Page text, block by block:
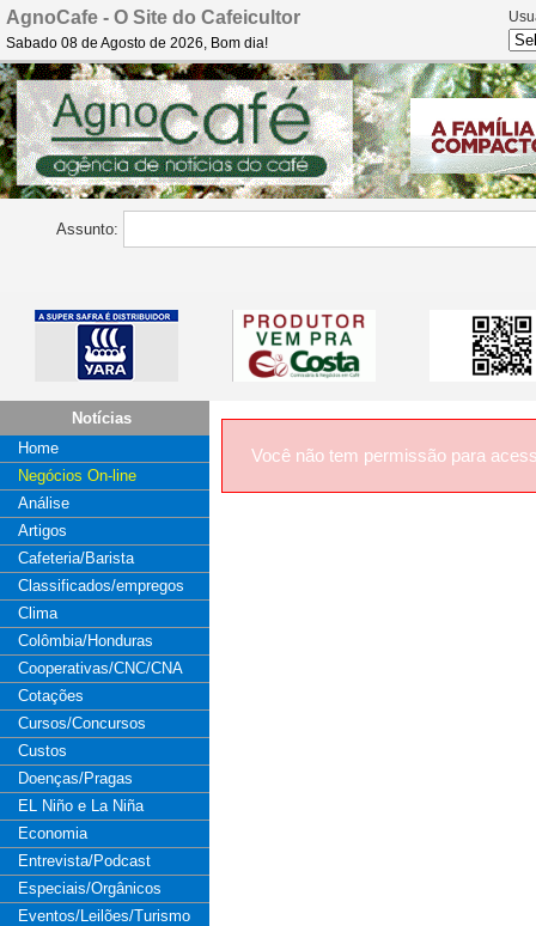
AgnoCafe - O Site do Cafeicultor
Sabado 08 de Agosto de 2026, Bom dia!
Assunto:
Notícias
Home
Negócios On-line
Análise
Artigos
Cafeteria/Barista
Classificados/empregos
Clima
Colômbia/Honduras
Cooperativas/CNC/CNA
Cotações
Cursos/Concursos
Custos
Doenças/Pragas
EL Niño e La Niña
Economia
Entrevista/Podcast
Especiais/Orgânicos
Eventos/Leilões/Turismo
Você não tem permissão para